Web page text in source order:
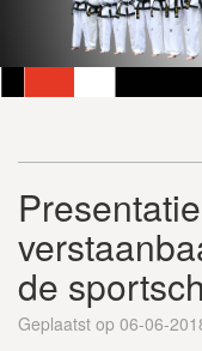
LESAANBOD
ROOSTER
KINDERFEESTJES
WEBSHOP
SCHRIJF JE NU IN!
CONTACT
de
Geplaatst op 06-06-